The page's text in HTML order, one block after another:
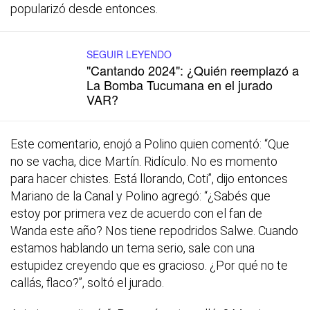
popularizó desde entonces.
SEGUIR LEYENDO
"Cantando 2024": ¿Quién reemplazó a
La Bomba Tucumana en el jurado
VAR?
Este comentario, enojó a Polino quien comentó: “Que
no se vacha, dice Martín. Ridículo. No es momento
para hacer chistes. Está llorando, Coti”, dijo entonces
Mariano de la Canal y Polino agregó: “¿Sabés que
estoy por primera vez de acuerdo con el fan de
Wanda este año? Nos tiene repodridos Salwe. Cuando
estamos hablando un tema serio, sale con una
estupidez creyendo que es gracioso. ¿Por qué no te
callás, flaco?”, soltó el jurado.